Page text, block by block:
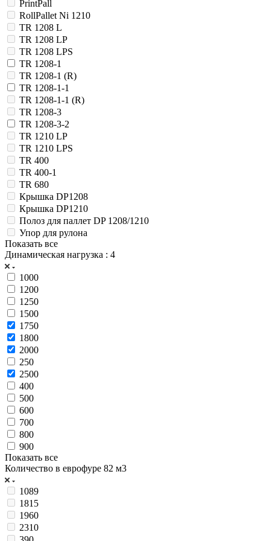
PrintPall
RollPallet Ni 1210
TR 1208 L
TR 1208 LP
TR 1208 LPS
TR 1208-1
TR 1208-1 (R)
TR 1208-1-1
TR 1208-1-1 (R)
TR 1208-3
TR 1208-3-2
TR 1210 LP
TR 1210 LPS
TR 400
TR 400-1
TR 680
Крышка DP1208
Крышка DP1210
Полоз для паллет DP 1208/1210
Упор для рулона
Показать все
Динамическая нагрузка : 4
1000
1200
1250
1500
1750
1800
2000
250
2500
400
500
600
700
800
900
Показать все
Количество в еврофуре 82 м3
1089
1815
1960
2310